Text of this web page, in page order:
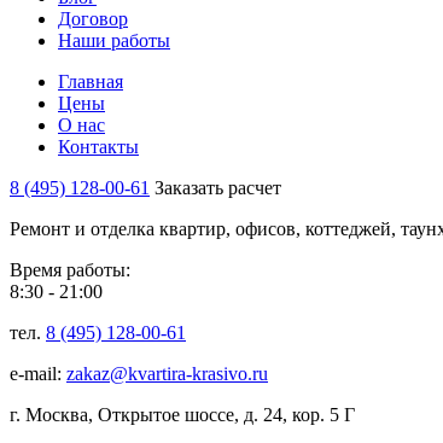
Договор
Наши работы
Главная
Цены
О нас
Контакты
8 (495) 128-00-61 Заказать расчет
Ремонт и отделка квартир, офисов, коттеджей,
Время работы:
8:30 - 21:00
тел. 8 (495) 128-00-61
e-mail: zakaz@kvartira-krasivo.ru
г. Москва, Открытое шоссе, д. 24, кор. 5 Г